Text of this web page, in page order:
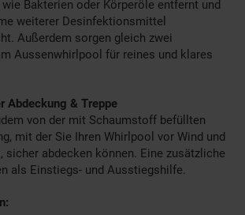
Bakterien oder Körperöle entfernt und
weiterer Desinfektionsmittel
Außerdem sorgen gleich zwei
Aussenwhirlpool für reines und klares
Abdeckung & Treppe
von der mit Schaumstoff befüllten
mit der Sie Ihren Whirlpool vor Wind und
sicher abdecken können. Eine zusätzliche
als Einstiegs- und Ausstiegshilfe.